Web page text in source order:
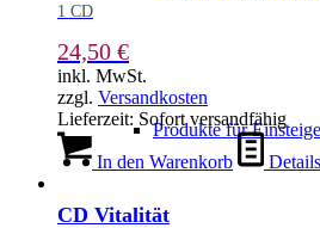
Produkte für
1 CD
24,50 €
inkl. MwSt.
zzgl. Versandkosten
Lieferzeit: Sofort versandfähig
In den Warenkorb
CD Vitalität